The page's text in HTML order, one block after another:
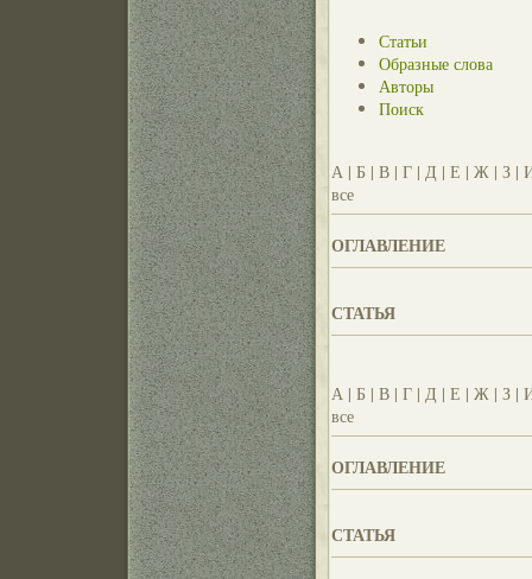
Статьи
Образные слова
Авторы
Поиск
А | Б | В | Г | Д | Е | Ж | З |
все
ОГЛАВЛЕНИЕ
СТАТЬЯ
А | Б | В | Г | Д | Е | Ж | З |
все
ОГЛАВЛЕНИЕ
СТАТЬЯ